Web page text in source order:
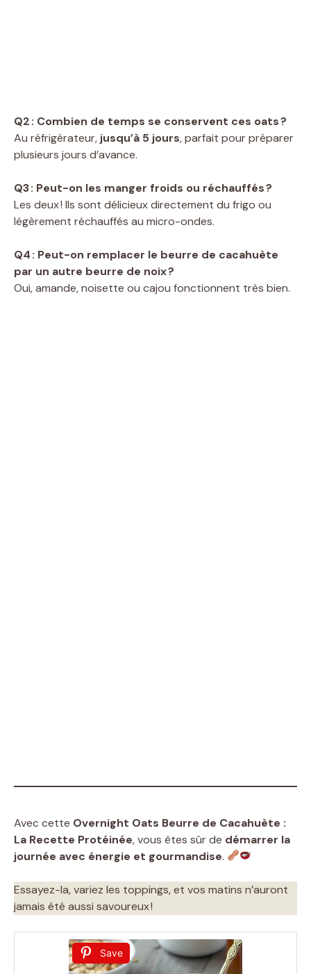
Q2 : Combien de temps se conservent ces oats ?
Au réfrigérateur, jusqu’à 5 jours, parfait pour préparer
plusieurs jours d’avance.
Q3 : Peut-on les manger froids ou réchauffés ?
Les deux ! Ils sont délicieux directement du frigo ou
légèrement réchauffés au micro-ondes.
Q4 : Peut-on remplacer le beurre de cacahuète
par un autre beurre de noix ?
Oui, amande, noisette ou cajou fonctionnent très bien.
Avec cette Overnight Oats Beurre de Cacahuète :
La Recette Protéinée, vous êtes sûr de démarrer la
journée avec énergie et gourmandise.
Essayez-la, variez les toppings, et vos matins n’auront
jamais été aussi savoureux !
Save